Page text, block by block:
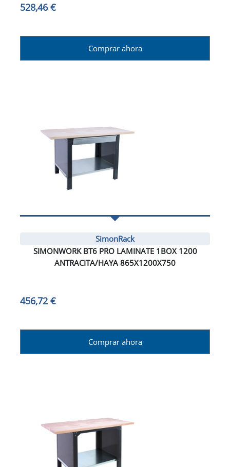
528,46 €
Comprar ahora
SimonRack
SIMONWORK BT6 PRO LAMINATE 1BOX 1200
ANTRACITA/HAYA 865X1200X750
456,72 €
Comprar ahora